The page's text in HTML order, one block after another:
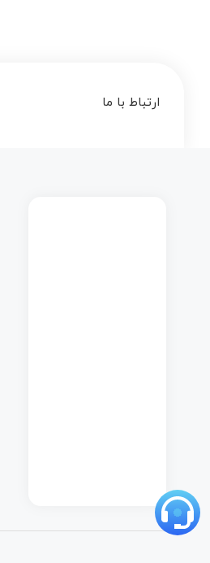
ارتباط با ما